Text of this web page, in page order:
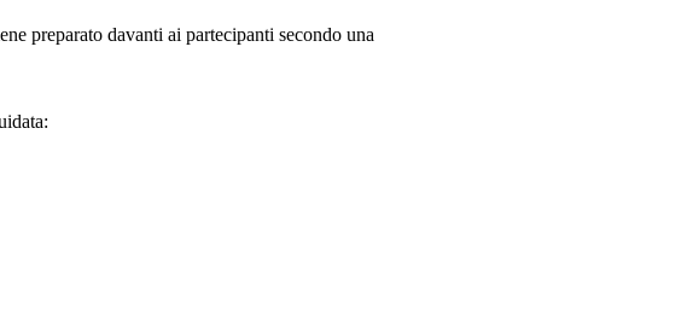
preparato davanti ai partecipanti secondo una